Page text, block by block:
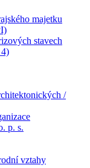
majetku
stavech
/
p. s.
vztahy